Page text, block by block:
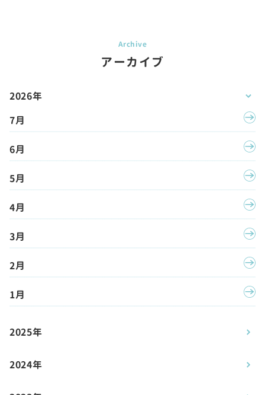
アーカイブ
2026年
7月
6月
5月
4月
3月
2月
1月
2025年
2024年